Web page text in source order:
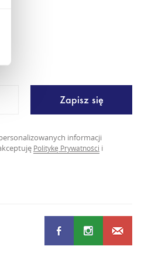
informacji
Politykę Prywatności i